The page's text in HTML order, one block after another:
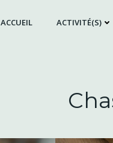
ACCUEIL ACTIVITÉ(S)